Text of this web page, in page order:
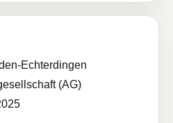
Echterdingen
(AG)